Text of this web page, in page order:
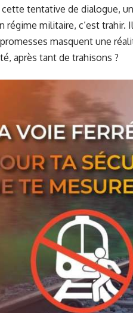
cette tentative de dialogue,
régime militaire, c’est
masquent une
après tant de trahisons ?